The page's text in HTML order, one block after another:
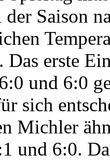
Saison
Das erste
und 6:0
sich
Michler
und 6:0.